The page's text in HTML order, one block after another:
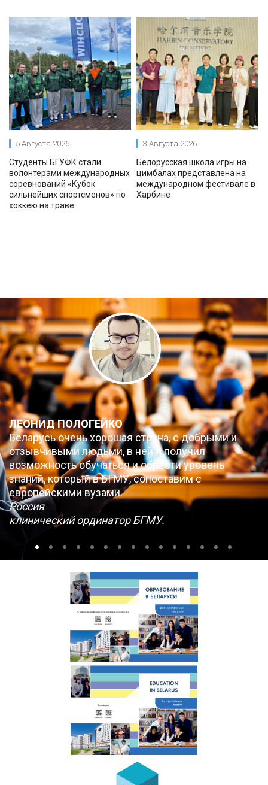
5 Августа 2026
Студенты БГУФК стали
волонтерами международных
соревнований «Кубок
сильнейших спортсменов» по
хоккею на траве
3 Августа 2026
Белорусская школа игры на
цимбалах представлена на
международном фестивале в
Харбине
ЛЕОНИД ПОЛОГЕЙКО
Беларусь очень хорошая страна, с добрыми и
отзывчивыми людьми, в ней я получил
возможность обучаться и обрести уровень
знаний, который в БГМУ, сопоставим с
европейскими вузами.
Россия
клинический ординатор БГМУ.